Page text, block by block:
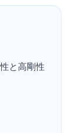
と高剛性